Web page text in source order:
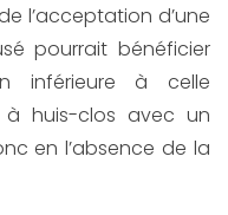
l’acceptation d’une
pourrait bénéficier
inférieure à celle
à huis-clos avec un
en l’absence de la